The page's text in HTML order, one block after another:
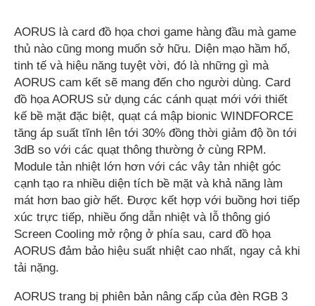
AORUS là card đồ họa chơi game hàng đầu mà game
thủ nào cũng mong muốn sở hữu. Diện mạo hầm hố,
tinh tế và hiệu năng tuyệt vời, đó là những gì mà
AORUS cam kết sẽ mang đến cho người dùng. Card
đồ họa AORUS sử dụng các cánh quạt mới với thiết
kế bề mặt đặc biệt, quạt cá mập bionic WINDFORCE
tăng áp suất tĩnh lên tới 30% đồng thời giảm độ ồn tới
3dB so với các quạt thông thường ở cùng RPM.
Module tản nhiệt lớn hơn với các vây tản nhiệt góc
cạnh tạo ra nhiều diện tích bề mặt và khả năng làm
mát hơn bao giờ hết. Được kết hợp với buồng hơi tiếp
xúc trực tiếp, nhiều ống dẫn nhiệt và lỗ thông gió
Screen Cooling mở rộng ở phía sau, card đồ họa
AORUS đảm bảo hiệu suất nhiệt cao nhất, ngay cả khi
tải nặng.
AORUS trang bị phiên bản nâng cấp của đèn RGB 3